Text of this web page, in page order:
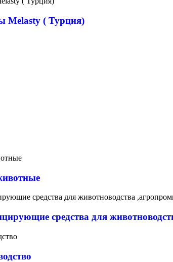
Melasty ( Турция)
средства для